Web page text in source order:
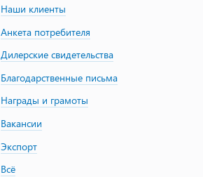
Наши клиенты
Анкета потребителя
Дилерские свидетельства
Благодарственные письма
Награды и грамоты
Вакансии
Экспорт
Всё